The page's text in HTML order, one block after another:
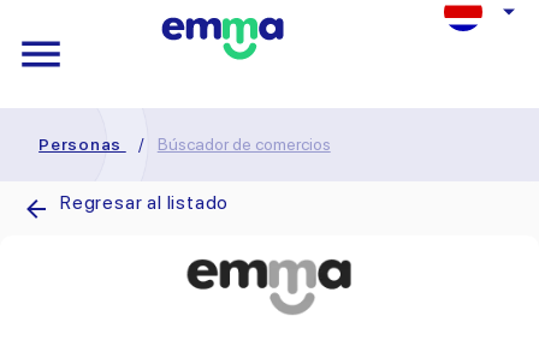
Personas / Búscador de comercios
Regresar al listado